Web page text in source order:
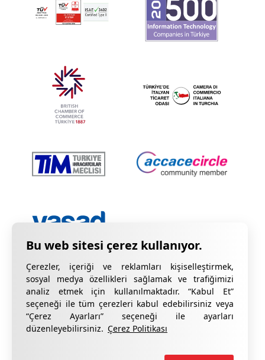
Çerezler, içeriği ve reklamları kişiselleştirmek,
sosyal medya özellikleri sağlamak ve trafiğimizi
analiz etmek için kullanılmaktadır. “Kabul Et”
seçeneği ile tüm çerezleri kabul edebilirsiniz veya
“Çerez Ayarları” seçeneği ile ayarları
düzenleyebilirsiniz. Çerez Politikası
Gizlilik Bildirimi
KVKK Hakkında Bilgilendirme